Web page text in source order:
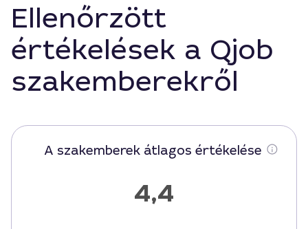
Ellenőrzött
értékelések a Qjob
szakemberekről
A szakemberek átlagos értékelése
4,4